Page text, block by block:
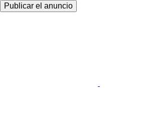
Publicar el anuncio